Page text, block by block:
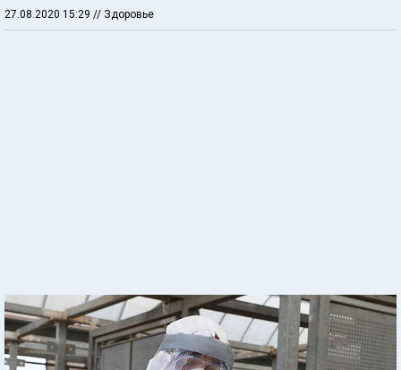
27.08.2020 15:29 // Здоровье